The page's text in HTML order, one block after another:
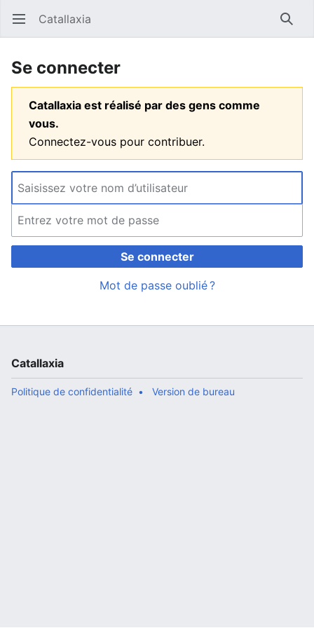
Ouvrir le menu principal Catallaxia
Se connecter
Catallaxia est réalisé par des gens comme
vous.
Connectez-vous pour contribuer.
Se connecter
Mot de passe oublié ?
Catallaxia
Politique de confidentialité Version de bureau